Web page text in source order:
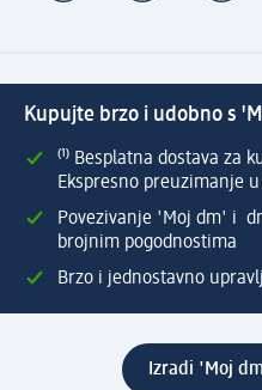
Kupujte brzo i udobno s
⁽¹⁾ Besplatna dostava za
Ekspresno preuzimanje
Povezivanje 'Moj dm' i
brojnim pogodnostima
Brzo i jednostavno
Izradi 'Moj